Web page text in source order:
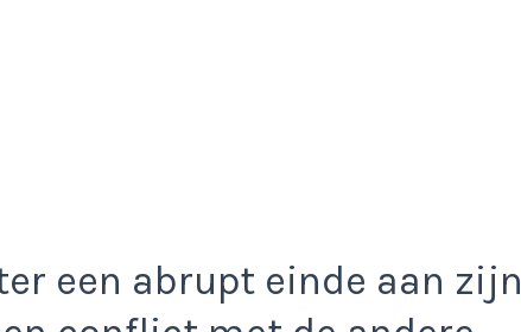
een abrupt einde aan zijn